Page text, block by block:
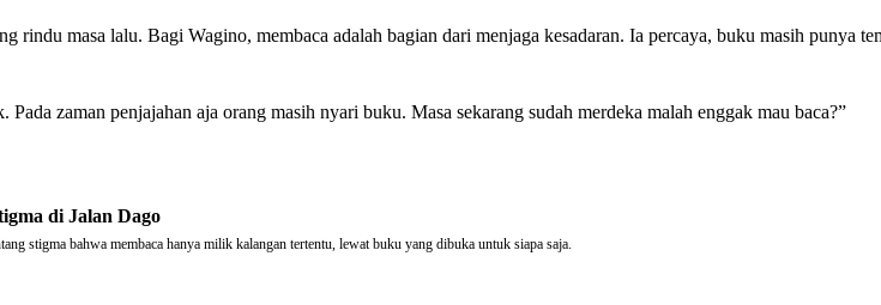
masa lalu. Bagi Wagino, membaca adalah bagian dari menjaga kesadaran. Ia percaya, buku masih punya
zaman penjajahan aja orang masih nyari buku. Masa sekarang sudah merdeka malah enggak mau baca?”
di Jalan Dago
stigma bahwa membaca hanya milik kalangan tertentu, lewat buku yang dibuka untuk siapa saja.